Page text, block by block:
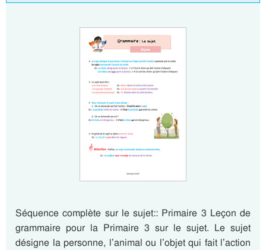
Séquence complète sur le sujet:: Primaire 3 Leçon de
grammaire pour la Primaire 3 sur le sujet. Le sujet
désigne la personne, l’animal ou l’objet qui fait l’action